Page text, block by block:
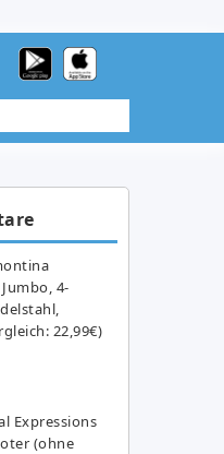
4-
22,99€)
Expressions
(ohne